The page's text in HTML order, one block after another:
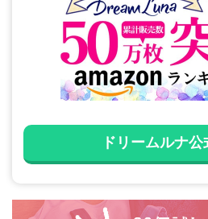
ドリームルナ